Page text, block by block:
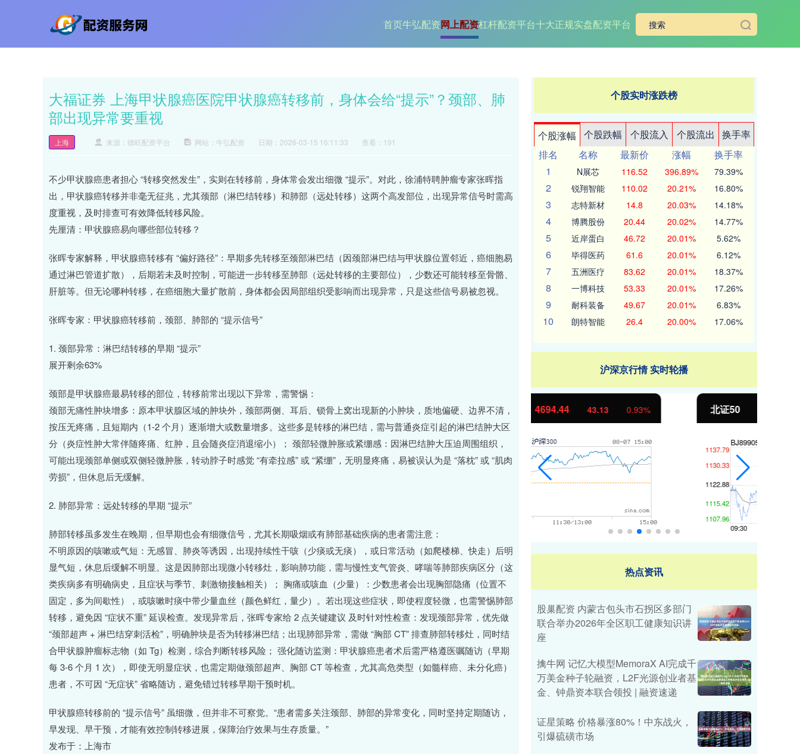
首页牛弘配资网上配资杠杆配资平台十大正规实盘配资平台
大福证券 上海甲状腺癌医院甲状腺癌转移前，身体会给“提示”？颈部、肺
部出现异常要重视
上海 来源：德旺配资平台 网站：牛弘配资 日期：2026-03-15 16:11:33 查看：191
不少甲状腺癌患者担心 “转移突然发生”，实则在转移前，身体常会发出细微 “提示”。对此，徐浦特聘肿瘤专家张晖指
出，甲状腺癌转移并非毫无征兆，尤其颈部（淋巴结转移）和肺部（远处转移）这两个高发部位，出现异常信号时需高
度重视，及时排查可有效降低转移风险。
先厘清：甲状腺癌易向哪些部位转移？
张晖专家解释，甲状腺癌转移有 “偏好路径”：早期多先转移至颈部淋巴结（因颈部淋巴结与甲状腺位置邻近，癌细胞易
通过淋巴管道扩散），后期若未及时控制，可能进一步转移至肺部（远处转移的主要部位），少数还可能转移至骨骼、
肝脏等。但无论哪种转移，在癌细胞大量扩散前，身体都会因局部组织受影响而出现异常，只是这些信号易被忽视。
张晖专家：甲状腺癌转移前，颈部、肺部的 “提示信号”
1. 颈部异常：淋巴结转移的早期 “提示”
展开剩余63%
颈部是甲状腺癌最易转移的部位，转移前常出现以下异常，需警惕：
颈部无痛性肿块增多：原本甲状腺区域的肿块外，颈部两侧、耳后、锁骨上窝出现新的小肿块，质地偏硬、边界不清，
按压无疼痛，且短期内（1-2 个月）逐渐增大或数量增多。这些多是转移的淋巴结，需与普通炎症引起的淋巴结肿大区
分（炎症性肿大常伴随疼痛、红肿，且会随炎症消退缩小）； 颈部轻微肿胀或紧绷感：因淋巴结肿大压迫周围组织，
可能出现颈部单侧或双侧轻微肿胀，转动脖子时感觉 “有牵拉感” 或 “紧绷”，无明显疼痛，易被误认为是 “落枕” 或 “肌肉
劳损”，但休息后无缓解。
2. 肺部异常：远处转移的早期 “提示”
肺部转移虽多发生在晚期，但早期也会有细微信号，尤其长期吸烟或有肺部基础疾病的患者需注意：
不明原因的咳嗽或气短：无感冒、肺炎等诱因，出现持续性干咳（少痰或无痰），或日常活动（如爬楼梯、快走）后明
显气短，休息后缓解不明显。这是因肺部出现微小转移灶，影响肺功能，需与慢性支气管炎、哮喘等肺部疾病区分（这
类疾病多有明确病史，且症状与季节、刺激物接触相关）； 胸痛或咳血（少量）：少数患者会出现胸部隐痛（位置不
固定，多为间歇性），或咳嗽时痰中带少量血丝（颜色鲜红，量少）。若出现这些症状，即使程度轻微，也需警惕肺部
转移，避免因 “症状不重” 延误检查。发现异常后，张晖专家给 2 点关键建议 及时针对性检查：发现颈部异常，优先做
“颈部超声 + 淋巴结穿刺活检”，明确肿块是否为转移淋巴结；出现肺部异常，需做 “胸部 CT” 排查肺部转移灶，同时结
合甲状腺肿瘤标志物（如 Tg）检测，综合判断转移风险； 强化随访监测：甲状腺癌患者术后需严格遵医嘱随访（早期
每 3-6 个月 1 次），即使无明显症状，也需定期做颈部超声、胸部 CT 等检查，尤其高危类型（如髓样癌、未分化癌）
患者，不可因 “无症状” 省略随访，避免错过转移早期干预时机。
甲状腺癌转移前的 “提示信号” 虽细微，但并非不可察觉。“患者需多关注颈部、肺部的异常变化，同时坚持定期随访，
早发现、早干预，才能有效控制转移进展，保障治疗效果与生存质量。”
发布于：上海市
个股实时涨跌榜
个股涨幅 个股跌幅 个股流入 个股流出
换手率
排名
名称 最新价 涨幅
换手率
1
N展芯 116.52 396.89% 79.39%
2 锐翔智能 110.02 20.21% 16.80%
3 志特新材 14.8 20.03% 14.18%
4 博腾股份 20.44 20.02% 14.77%
5 近岸蛋白 46.72 20.01% 5.62%
6 毕得医药 61.6 20.01% 6.12%
7 五洲医疗 83.62 20.01% 18.37%
8 一博科技 53.33 20.01% 17.26%
9 耐科装备 49.67 20.01% 6.83%
10 朗特智能 26.4 20.00% 17.06%
沪深京行情 实时轮播
1.02% 深证成指 14311.01 200.89 1.42% 沪深300 4694.44 43.13 0.93% 北证50 1134.24 1.01%
热点资讯
股巢配资 内蒙古包头市石拐区多部门
联合举办2026年全区职工健康知识讲
座
擒牛网 记忆大模型MemoraX AI完成千
万美金种子轮融资，L2F光源创业者基
金、钟鼎资本联合领投 | 融资速递
证星策略 价格暴涨80%！中东战火，
引爆硫磺市场